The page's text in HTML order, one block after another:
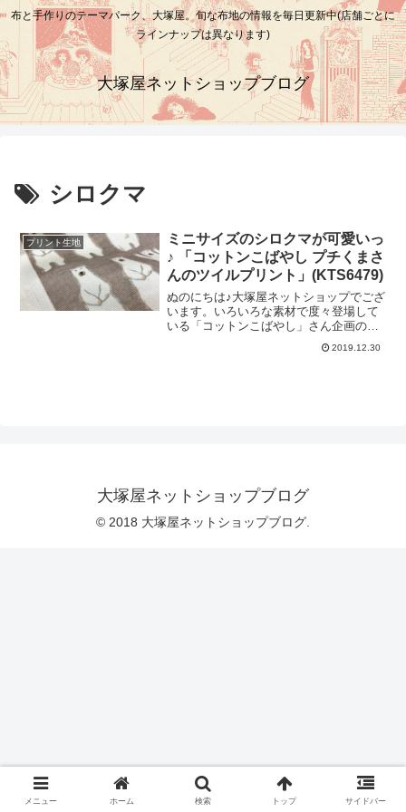
布と手作りのテーマパーク、大塚屋。旬な布地の情報を毎日更新中(店舗ごとに
ラインナップは異なります)
大塚屋ネットショップブログ
シロクマ
プリント生地
ミニサイズのシロクマが可愛いっ
♪ 「コットンこばやし プチくまさ
んのツイルプリント」(KTS6479)
ぬのにちは♪大塚屋ネットショップでござ
います。いろいろな素材で度々登場して
いる「コットンこばやし」さん企画の
「シロクマ柄」シリーズを、新たに掲載
いたしました♪＼ 今回は「ツイル生地」
います♪ ／「長財布」「ポーチ」などの
小物雑貨におすすめですが、「帽子」を
お作りいただくのもオシャレに仕上がり
そうです♡なお、同じくら
2019.12.30
大塚屋ネットショップブログ
© 2018 大塚屋ネットショップブログ.
メニュー ホーム 検索 トップ サイドバー